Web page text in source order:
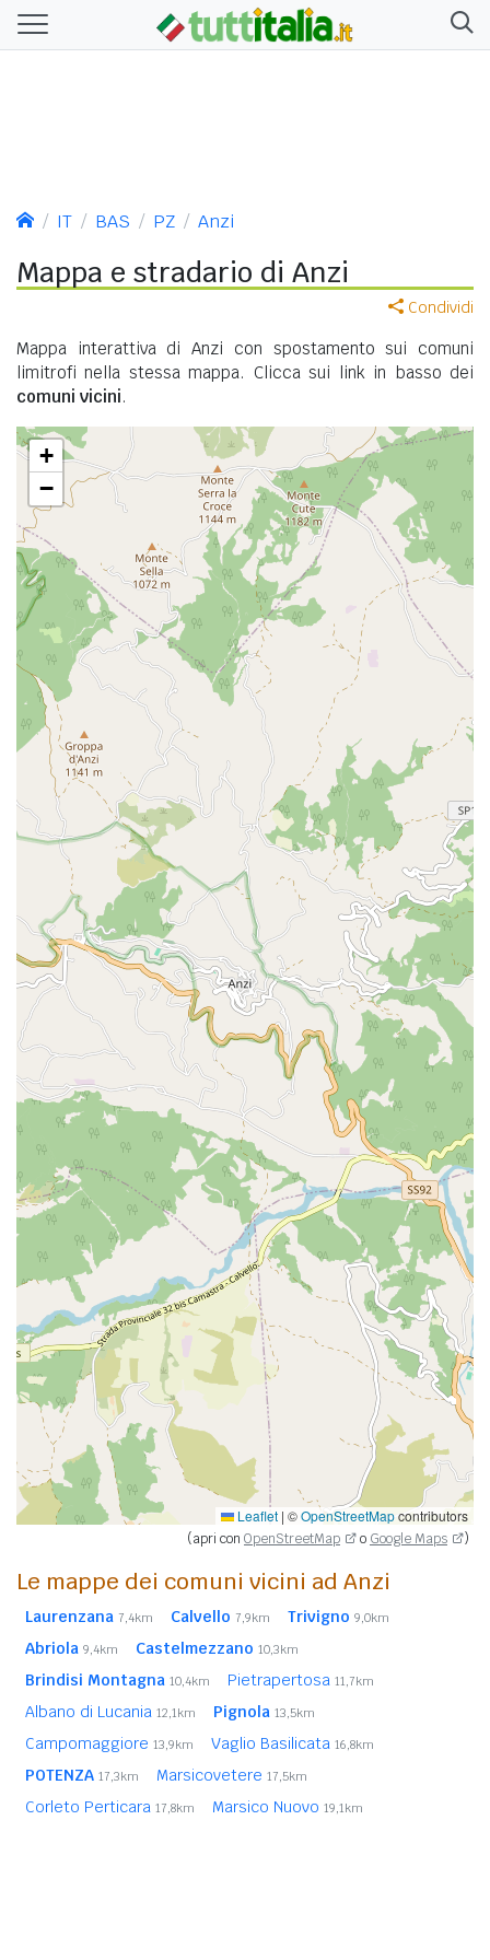
IT BAS PZ Anzi
Mappa e stradario di Anzi
Condividi
Mappa interattiva di Anzi con spostamento sui comuni
limitrofi nella stessa mappa. Clicca sui link in basso dei
comuni vicini.
+
−
Leaflet | ©OpenStreetMapcontributors
(apri con OpenStreetMap o Google Maps )
Le mappe dei comuni vicini ad Anzi
Laurenzana 7,4km Calvello 7,9km Trivigno 9,0km
Abriola 9,4km Castelmezzano 10,3km
Brindisi Montagna 10,4km Pietrapertosa 11,7km
Albano di Lucania 12,1km Pignola 13,5km
Campomaggiore 13,9km Vaglio Basilicata 16,8km
POTENZA 17,3km Marsicovetere 17,5km
Corleto Perticara 17,8km Marsico Nuovo 19,1km